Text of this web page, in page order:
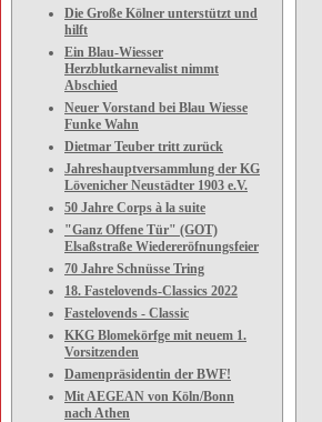
Die Große Kölner unterstützt und
hilft
Ein Blau-Wiesser
Herzblutkarnevalist nimmt
Abschied
Neuer Vorstand bei Blau Wiesse
Funke Wahn
Dietmar Teuber tritt zurück
Jahreshauptversammlung der KG
Lövenicher Neustädter 1903 e.V.
50 Jahre Corps à la suite
"Ganz Offene Tür" (GOT)
Elsaßstraße Wiedereröfnungsfeier
70 Jahre Schnüsse Tring
18. Fastelovends-Classics 2022
Fastelovends - Classic
KKG Blomekörfge mit neuem 1.
Vorsitzenden
Damenpräsidentin der BWF!
Mit AEGEAN von Köln/Bonn
nach Athen